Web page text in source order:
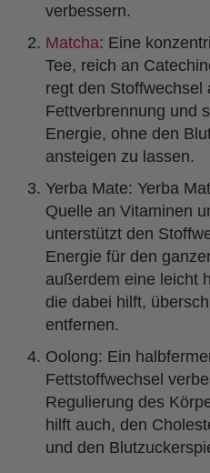
verbessern.
Matcha: Eine
Tee, reich an
regt den Stoffwechsel
Fettverbrennung und
Energie, ohne den
ansteigen zu lassen.
Yerba Mate: Yerba
Quelle an Vitaminen
unterstützt den
Energie für den
außerdem eine leicht
die dabei hilft,
entfernen.
Oolong: Ein
Fettstoffwechsel
Regulierung des
hilft auch, den
und den